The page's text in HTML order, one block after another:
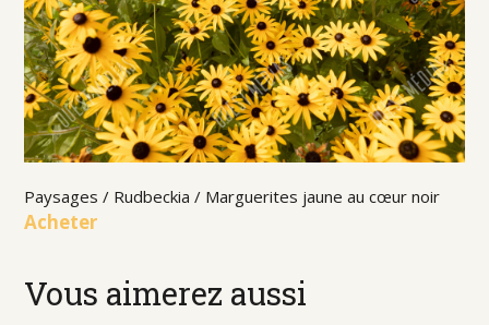
Vous aimerez aussi
Paysages / Rudbeckia / Marguerites jaune au cœur noir
Acheter